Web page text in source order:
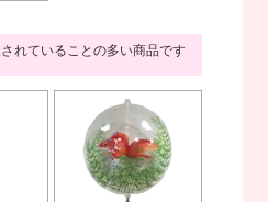
れていることの多い商品です